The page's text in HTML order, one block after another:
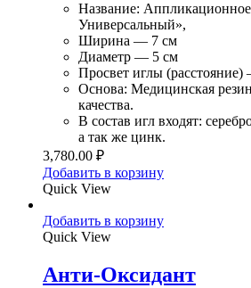
Название:
Универсальный»,
Ширина — 7 см
Диаметр — 5 см
Просвет иглы (расстояние)
Основа: Медицинская
качества.
В состав игл входят:
а так же цинк.
3,780.00 ₽
Добавить в корзину
Quick View
Добавить в корзину
Quick View
Анти-Оксидант